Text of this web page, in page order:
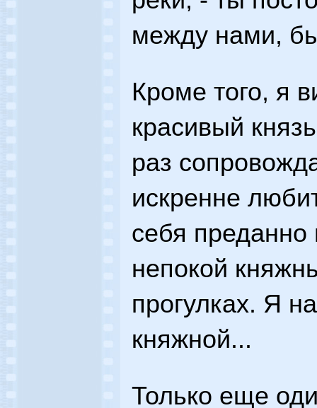
между нами,
Кроме того, я
красивый
раз
искренне
себя преданно
непокой
прогулках. Я
княжной...
Только еще